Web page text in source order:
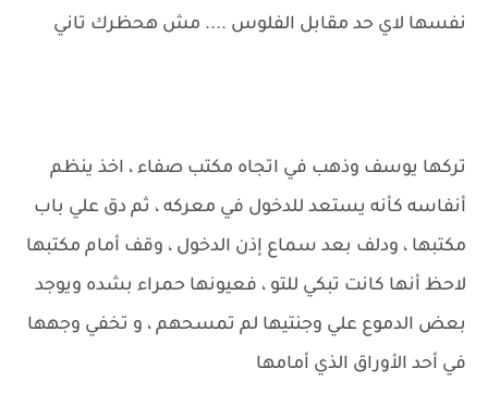
نفسها لاي حد مقابل الفلوس .... مش هحظرك تاني
تركها يوسف وذهب في اتجاه مكتب صفاء ، اخذ ينظم
أنفاسه كأنه يستعد للدخول في معركه ، ثم دق علي باب
مكتبها ، ودلف بعد سماع إذن الدخول ، وقف أمام مكتبها
لاحظ أنها كانت تبكي للتو ، فعيونها حمراء بشده ويوجد
بعض الدموع علي وجنتيها لم تمسحهم ، و تخفي وجهها
في أحد الأوراق الذي أمامها